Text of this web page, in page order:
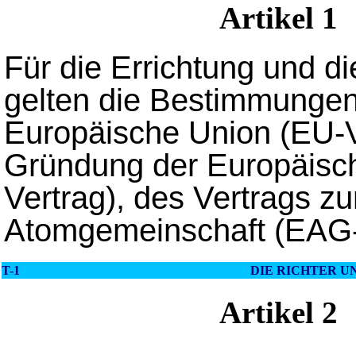
Artikel 1
Für die Errichtung und
gelten die
Europäische Union
Gründung der
Vertrag), des Vertrags
Atomgemeinschaft
T-1 DIE RICHTER
Artikel 2